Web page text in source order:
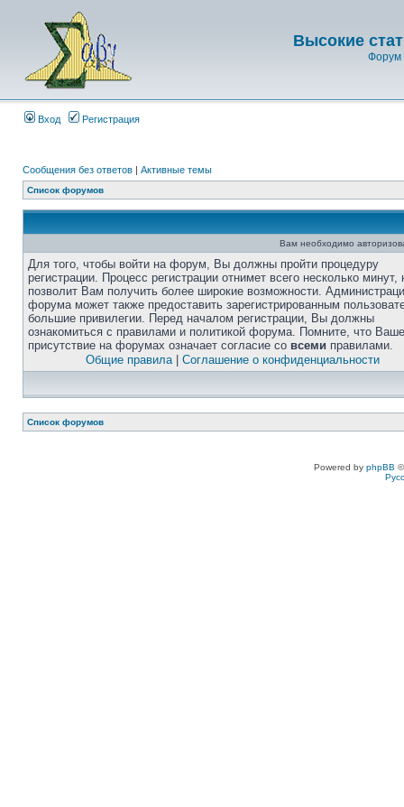
Высокие
Форум
Вход Регистрация
Сообщения без ответов | Активные темы
Список форумов
Вам необходимо
Для того, чтобы войти на форум, Вы должны пройти процедуру
регистрации. Процесс регистрации отнимет всего несколько минут,
позволит Вам получить более широкие возможности.
форума может также предоставить зарегистрированным
большие привилегии. Перед началом регистрации, Вы должны
ознакомиться с правилами и политикой форума. Помните, что Ваше
присутствие на форумах означает согласие со всеми правилами.
Общие правила| Соглашение о конфиденциальности
Список форумов
Powered by phpBB